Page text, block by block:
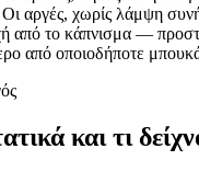
Οι αργές, χωρίς λάμψη
από το κάπνισμα —
από οποιοδήποτε
και τι